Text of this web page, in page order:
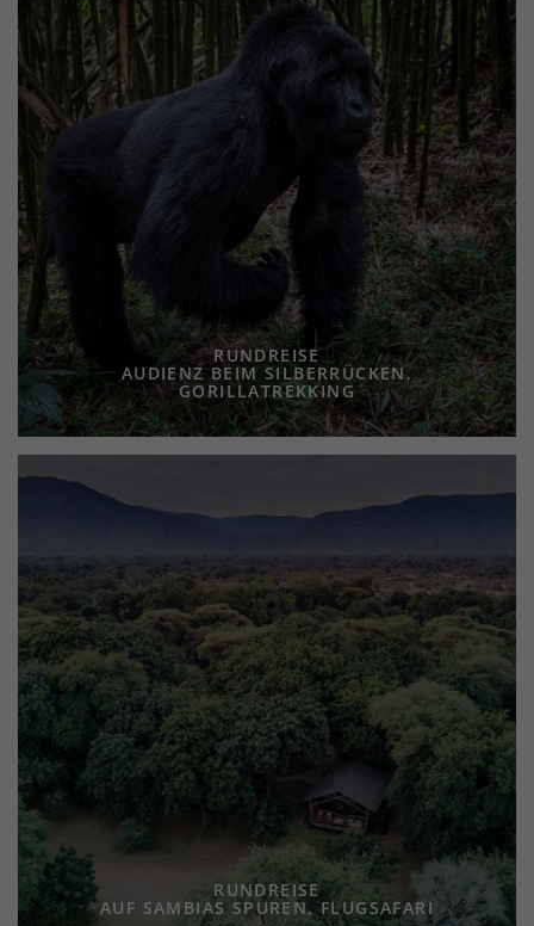
RUNDREISE
AUDIENZ BEIM SILBERRÜCKEN,
GORILLATREKKING
RUNDREISE
AUF SAMBIAS SPUREN, FLUGSAFARI